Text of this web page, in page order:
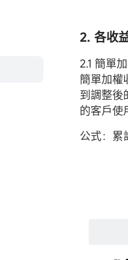
2. 各收
2.1 簡單
簡單加權
到調整後
的客戶使
公式：累